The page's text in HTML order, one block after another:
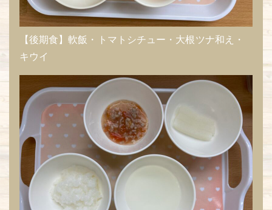
【後期食】軟飯・トマトシチュー・大根ツナ和え・
キウイ